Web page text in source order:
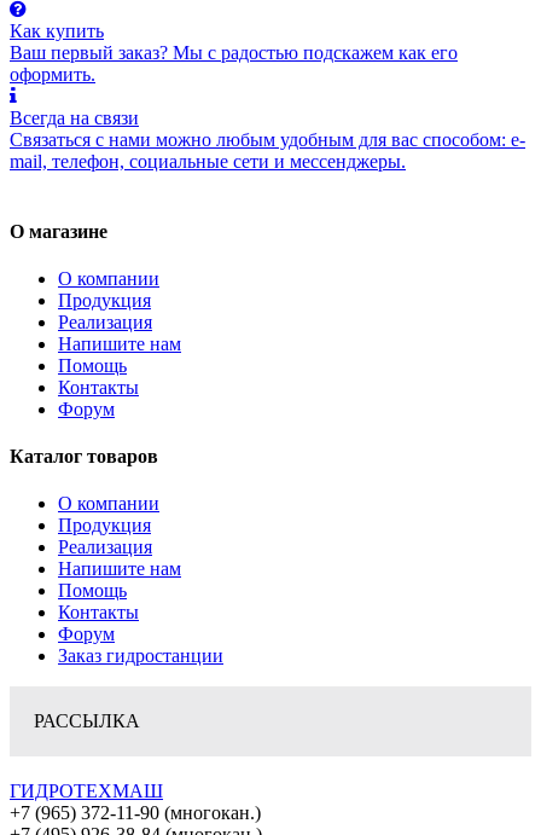
Как купить
Ваш первый заказ? Мы с радостью подскажем как его
оформить.
Всегда на связи
Связаться с нами можно любым удобным для вас способом: e-
mail, телефон, социальные сети и мессенджеры.
О магазине
О компании
Продукция
Реализация
Напишите нам
Помощь
Контакты
Форум
Каталог товаров
О компании
Продукция
Реализация
Напишите нам
Помощь
Контакты
Форум
Заказ гидростанции
РАССЫЛКА
ГИДРОТЕХМАШ
+7 (965) 372-11-90 (многокан.)